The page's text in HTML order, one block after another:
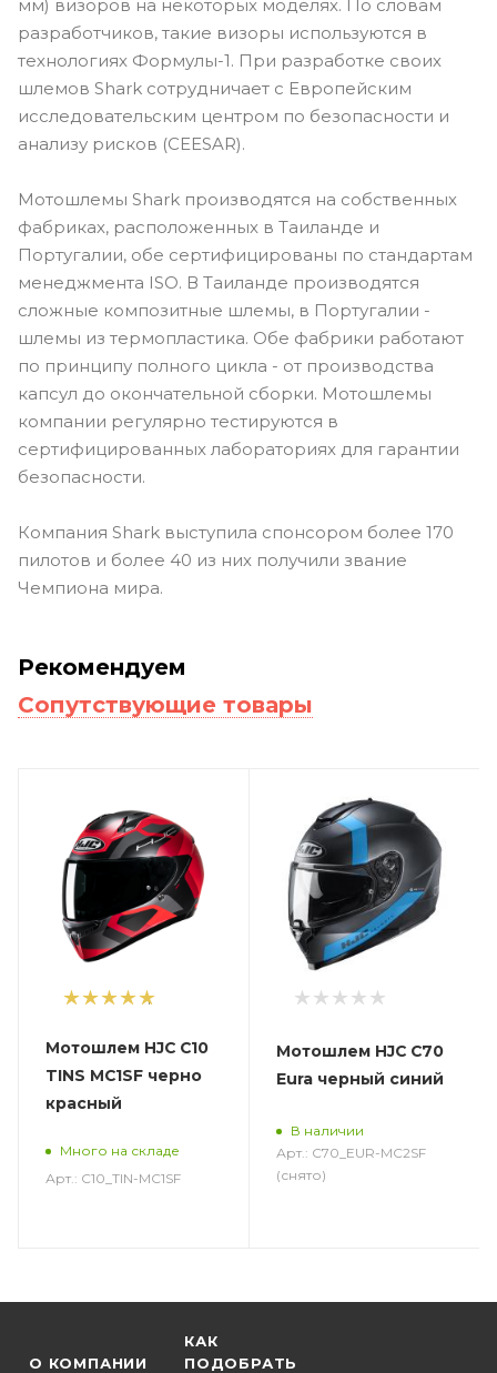
мм) визоров на некоторых моделях. По словам
разработчиков, такие визоры используются в
технологиях Формулы-1. При разработке своих
шлемов Shark сотрудничает с Европейским
исследовательским центром по безопасности и
анализу рисков (CEESAR).
Мотошлемы Shark производятся на собственных
фабриках, расположенных в Таиланде и
Португалии, обе сертифицированы по стандартам
менеджмента ISO. В Таиланде производятся
сложные композитные шлемы, в Португалии -
шлемы из термопластика. Обе фабрики работают
по принципу полного цикла - от производства
капсул до окончательной сборки. Мотошлемы
компании регулярно тестируются в
сертифицированных лабораториях для гарантии
безопасности.
Компания Shark выступила спонсором более 170
пилотов и более 40 из них получили звание
Чемпиона мира.
Рекомендуем
Сопутствующие товары
1
Мотошлем HJC C10
TINS MC1SF черно
красный
Много на складе
Арт.: C10_TIN-MC1SF
Мотошлем HJC C70
Eura черный синий
В наличии
Арт.: C70_EUR-MC2SF
(снято)
О КОМПАНИИ
КАК
ПОДОБРАТЬ